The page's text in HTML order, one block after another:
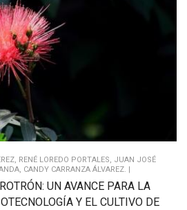
RENÉ LOREDO PORTALES, JUAN JOSÉ
CANDY CARRANZA ÁLVAREZ. |
UN AVANCE PARA LA
Y EL CULTIVO DE